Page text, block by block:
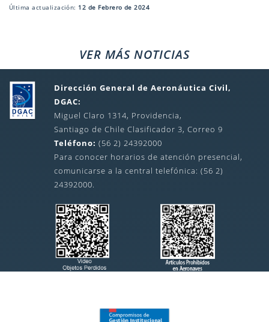
Última actualización: 12 de Febrero de 2024
VER MÁS NOTICIAS
Dirección General de Aeronáutica Civil,
DGAC:
Miguel Claro 1314, Providencia,
Santiago de Chile Clasificador 3, Correo 9
Teléfono: (56 2) 24392000
Para conocer horarios de atención presencial,
comunicarse a la central telefónica: (56 2)
24392000.